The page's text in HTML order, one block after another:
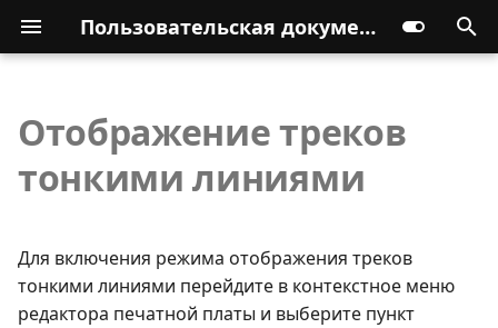
Пользовательская документация
Отображение треков
тонкими линиями
Для включения режима отображения треков
тонкими линиями перейдите в контекстное меню
редактора печатной платы и выберите пункт